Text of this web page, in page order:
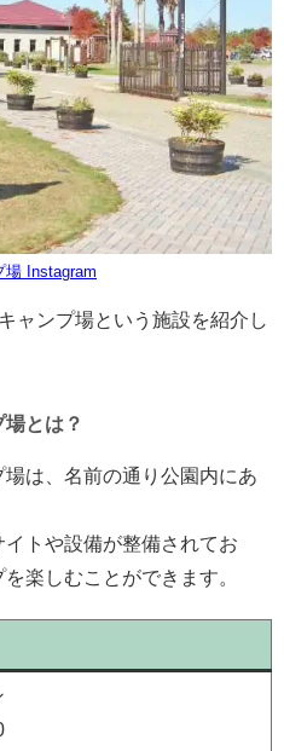
場 Instagram
ャンプ場という施設を紹介し
とは？
は、名前の通り公園内にあ
トや設備が整備されてお
楽しむことができます。